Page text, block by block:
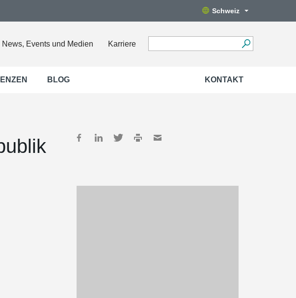
Schweiz
News, Events und Medien Karriere
BLOG KONTAKT